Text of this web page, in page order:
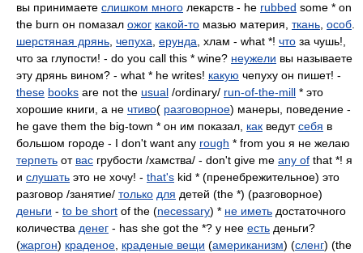
вы принимаете слишком много лекарств - he rubbed some * on
the burn он помазал ожог какой-то мазью материя, ткань особ
шерстяная дрянь чепуха ерунда , хлам - what *! что за чушь!,
что за глупости! - do you call this * wine? неужели вы называете
эту дрянь вином? - what * he writes! какую чепуху он пишет! -
these books are not the usual /ordinary/ run-of-the-mill * это
хорошие книги, а не чтиво( разговорное) манеры, поведение -
he gave them the big-town * он им показал, как ведутсебя в
большом городе - I don't want any rough * from you я не желаю
терпеть от вас грубости /хамства/ - don't give me any of that *! я
и слушать это не хочу! - that's kid * (пренебрежительное) это
разговор /занятие/ только для детей (the *) (разговорное)
деньги - to be short of the (necessary) * не иметь достаточного
количества денег - has she got the *? у нее есть деньги?
(жаргон) краденое краденые вещи (американизм) (сленг) (the